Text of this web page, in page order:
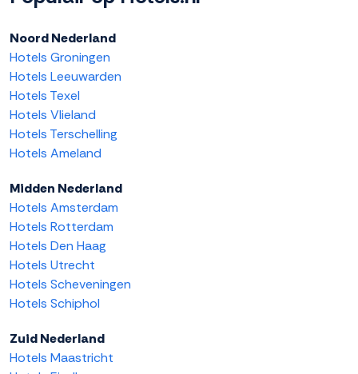
Noord Nederland
Hotels Groningen
Hotels Leeuwarden
Hotels Texel
Hotels Vlieland
Hotels Terschelling
Hotels Ameland
Midden Nederland
Hotels Amsterdam
Hotels Rotterdam
Hotels Den Haag
Hotels Utrecht
Hotels Scheveningen
Hotels Schiphol
Zuid Nederland
Hotels Maastricht